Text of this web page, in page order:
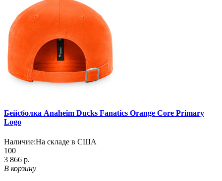
Бейсболка Anaheim Ducks Fanatics Orange Core Primary
Logo
Наличие:На складе в США
100
3 866 р.
В корзину